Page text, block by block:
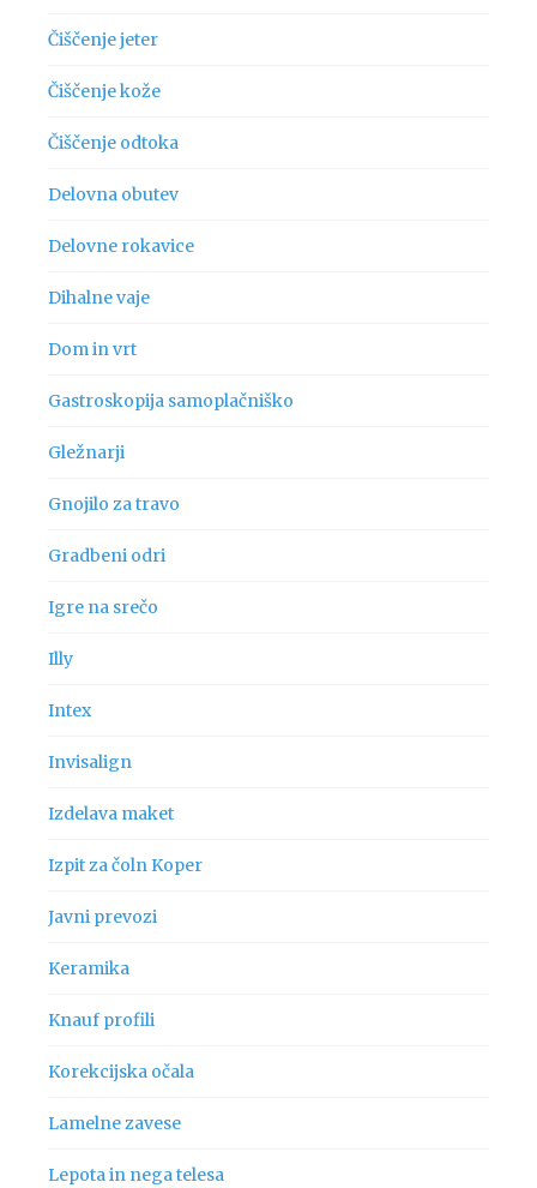
Čiščenje jeter
Čiščenje kože
Čiščenje odtoka
Delovna obutev
Delovne rokavice
Dihalne vaje
Dom in vrt
Gastroskopija samoplačniško
Gležnarji
Gnojilo za travo
Gradbeni odri
Igre na srečo
Illy
Intex
Invisalign
Izdelava maket
Izpit za čoln Koper
Javni prevozi
Keramika
Knauf profili
Korekcijska očala
Lamelne zavese
Lepota in nega telesa